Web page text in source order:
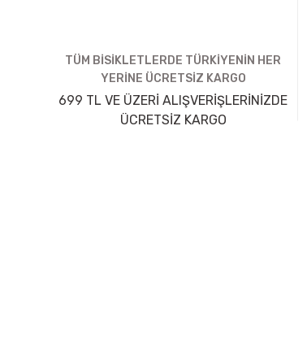
TÜM BİSİKLETLERDE TÜRKİYENİN HER
YERİNE ÜCRETSİZ KARGO
699 TL VE ÜZERİ ALIŞVERİŞLERİNİZDE
ÜCRETSİZ KARGO